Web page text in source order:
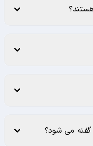
گفته می شود؟